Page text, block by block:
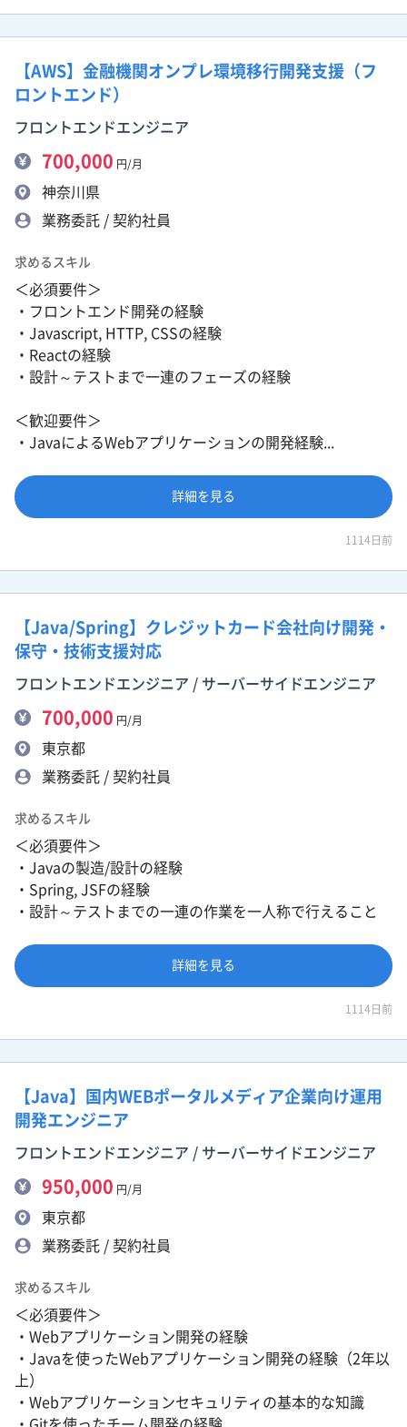
【AWS】金融機関オンプレ環境移行開発支援（フ
ロントエンド）
フロントエンドエンジニア
700,000 円/月
神奈川県
業務委託 / 契約社員
求めるスキル
＜必須要件＞
・フロントエンド開発の経験
・Javascript, HTTP, CSSの経験
・Reactの経験
・設計～テストまで一連のフェーズの経験
＜歓迎要件＞
・JavaによるWebアプリケーションの開発経験...
詳細を見る
1114日前
【Java/Spring】クレジットカード会社向け開発・
保守・技術支援対応
フロントエンドエンジニア / サーバーサイドエンジニア
700,000 円/月
東京都
業務委託 / 契約社員
求めるスキル
＜必須要件＞
・Javaの製造/設計の経験
・Spring, JSFの経験
・設計～テストまでの一連の作業を一人称で行えること
詳細を見る
1114日前
【Java】国内WEBポータルメディア企業向け運用
開発エンジニア
フロントエンドエンジニア / サーバーサイドエンジニア
950,000 円/月
東京都
業務委託 / 契約社員
求めるスキル
＜必須要件＞
・Webアプリケーション開発の経験
・Javaを使ったWebアプリケーション開発の経験（2年以
上）
・Webアプリケーションセキュリティの基本的な知識
・Gitを使ったチーム開発の経験